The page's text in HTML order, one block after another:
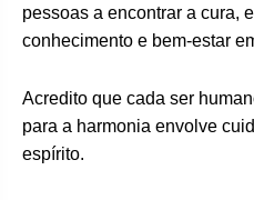
pessoas a encontrar a cura,
conhecimento e bem-estar
Acredito que cada ser
para a harmonia envolve
espírito.